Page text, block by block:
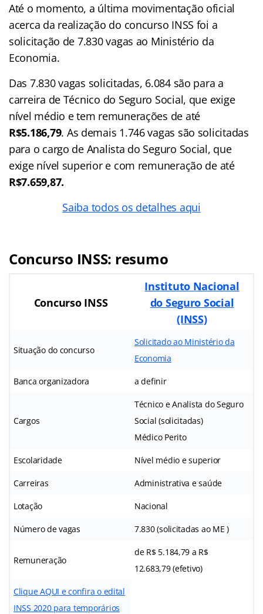
Até o momento, a última movimentação oficial
acerca da realização do concurso INSS foi a
solicitação de 7.830 vagas ao Ministério da
Economia.
Das 7.830 vagas solicitadas, 6.084 são para a
carreira de Técnico do Seguro Social, que exige
nível médio e tem remunerações de até
R$5.186,79. As demais 1.746 vagas são solicitadas
para o cargo de Analista do Seguro Social, que
exige nível superior e com remuneração de até
R$7.659,87.
Saiba todos os detalhes aqui
Concurso INSS: resumo
Concurso INSS
Instituto Nacional
do Seguro Social
(INSS)
Situação do concurso
Solicitado ao Ministério da
Economia
Banca organizadora a definir
Cargos
Técnico e Analista do Seguro
Social (solicitadas)
Médico Perito
Escolaridade Nível médio e superior
Carreiras Administrativa e saúde
Lotação Nacional
Número de vagas 7.830 (solicitadas ao ME )
Remuneração
de R$ 5.184,79 a R$
12.683,79 (efetivo)
Clique AQUI e confira o edital
INSS 2020 para temporários